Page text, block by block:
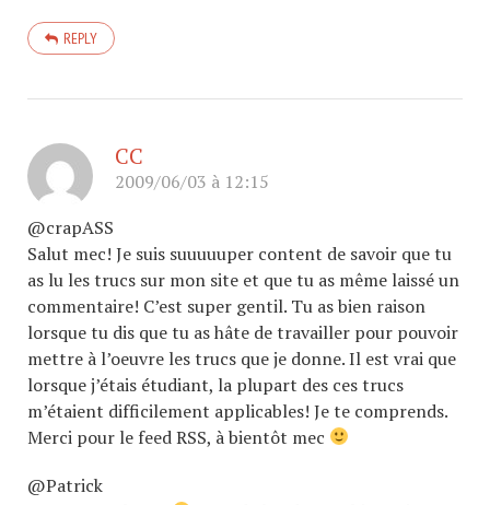
REPLY
CC
2009/06/03 à 12:15
@crapASS
Salut mec! Je suis suuuuuper content de savoir que tu
as lu les trucs sur mon site et que tu as même laissé un
commentaire! C’est super gentil. Tu as bien raison
lorsque tu dis que tu as hâte de travailler pour pouvoir
mettre à l’oeuvre les trucs que je donne. Il est vrai que
lorsque j’étais étudiant, la plupart des ces trucs
m’étaient difficilement applicables! Je te comprends.
Merci pour le feed RSS, à bientôt mec
@Patrick